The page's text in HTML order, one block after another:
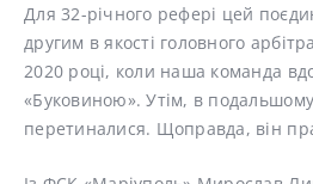
Для 32-річного рефері цей
другим в якості головного
2020 році, коли наша команда
«Буковиною». Утім, в
перетиналися. Щоправда, він